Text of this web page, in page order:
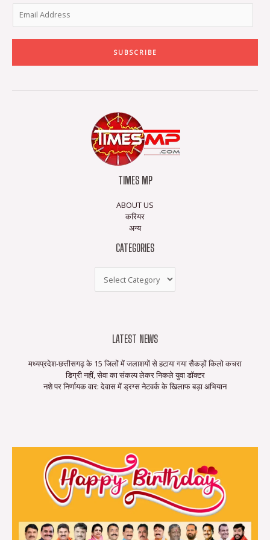
SUBSCRIBE
TIMES MP
ABOUT US
करियर
अन्य
CATEGORIES
LATEST NEWS
मध्यप्रदेश-छत्तीसगढ़ के 15 जिलों में जलाशयों से हटाया गया सैकड़ों किलो कचरा
डिग्री नहीं, सेवा का संकल्प लेकर निकले युवा डॉक्टर
नशे पर निर्णायक वार: देवास में ड्रग्स नेटवर्क के खिलाफ बड़ा अभियान